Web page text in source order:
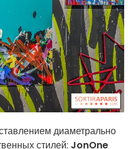
диаметрально
стилей: JonOne